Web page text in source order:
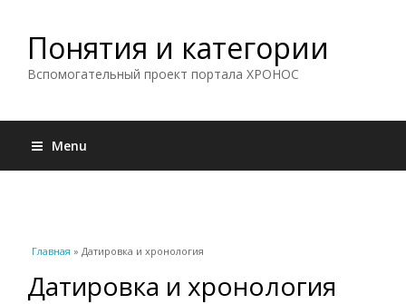
Понятия и категории
Вспомогательный проект портала ХРОНОС
Menu
Вы здесь
Главная » Датировка и хронология
Датировка и хронология